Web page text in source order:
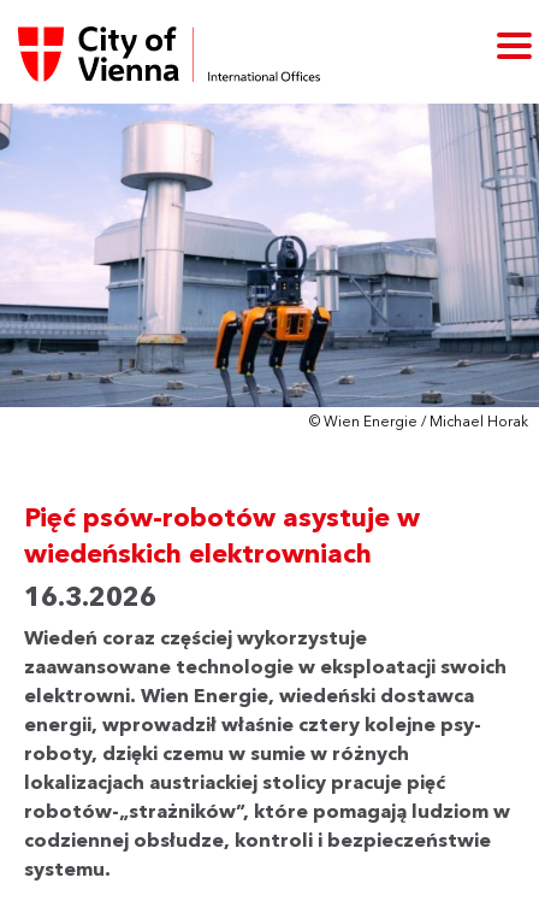
© Wien Energie / Michael Horak
Pięć psów-robotów asystuje w
wiedeńskich elektrowniach
16.3.2026
Wiedeń coraz częściej wykorzystuje
zaawansowane technologie w eksploatacji swoich
elektrowni. Wien Energie, wiedeński dostawca
energii, wprowadził właśnie cztery kolejne psy-
roboty, dzięki czemu w sumie w różnych
lokalizacjach austriackiej stolicy pracuje pięć
robotów-„strażników”, które pomagają ludziom w
codziennej obsłudze, kontroli i bezpieczeństwie
systemu.